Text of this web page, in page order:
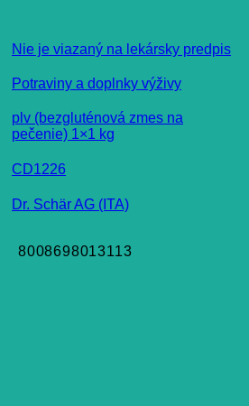
Nie je viazaný na lekársky predpis
Potraviny a doplnky výživy
plv (bezgluténová zmes na
pečenie) 1×1 kg
CD1226
Dr. Schär AG (ITA)
8008698013113